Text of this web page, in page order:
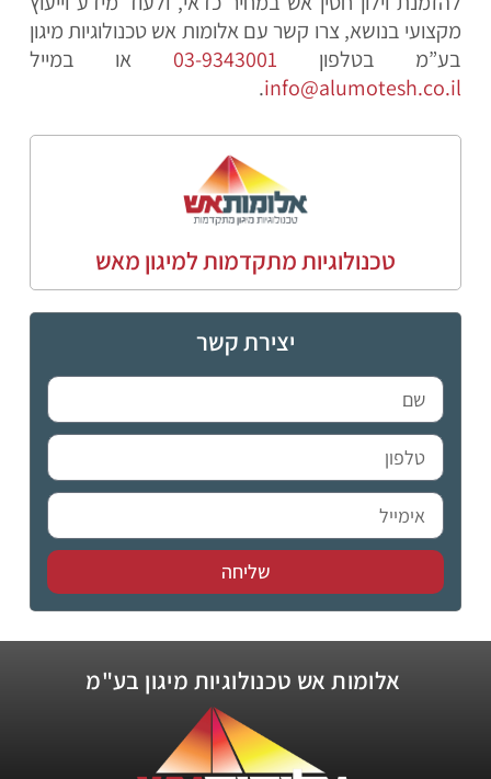
מקצועי בנושא, צרו קשר עםאלומות אש טכנולוגיות מיגון
בע”מ בטלפון 03-9343001 או במייל
info@alumotesh.co.il
.
טכנולוגיות מתקדמות למיגון מאש
יצירת קשר
שליחה
אלומות אש טכנולוגיות מיגון בע"מ